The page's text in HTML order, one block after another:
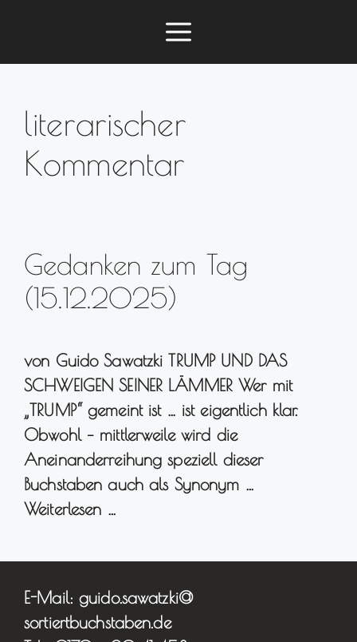
springen
Menü
literarischer
Kommentar
Gedanken zum Tag
(15.12.2025)
von Guido Sawatzki TRUMP UND DAS
SCHWEIGEN SEINER LÄMMER Wer mit
„TRUMP“ gemeint ist … ist eigentlich klar.
Obwohl – mittlerweile wird die
Aneinanderreihung speziell dieser
Buchstaben auch als Synonym …
Weiterlesen …
E-Mail: guido.sawatzki@
sortiertbuchstaben.de